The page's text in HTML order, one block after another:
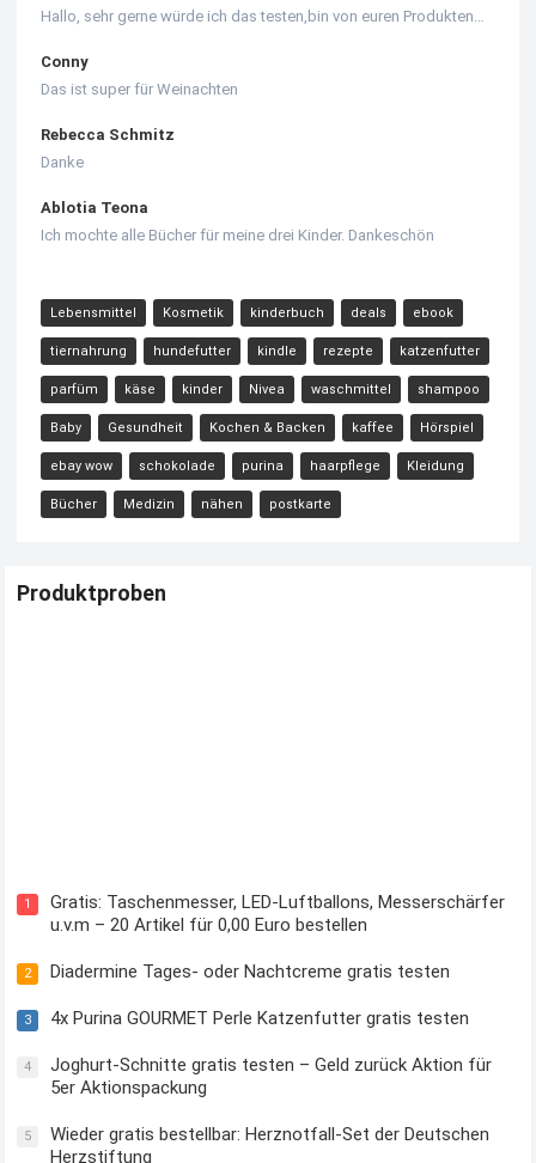
Hallo, sehr gerne würde ich das testen,bin von euren Produkten…
Conny
Das ist super für Weinachten
Rebecca Schmitz
Danke
Ablotia Teona
Ich mochte alle Bücher für meine drei Kinder. Dankeschön
Lebensmittel Kosmetik kinderbuch deals ebook
tiernahrung hundefutter kindle rezepte katzenfutter
parfüm käse kinder Nivea waschmittel shampoo
Baby Gesundheit Kochen & Backen kaffee Hörspiel
ebay wow schokolade purina haarpflege Kleidung
Bücher Medizin nähen postkarte
Produktproben
1
Gratis: Taschenmesser, LED-Luftballons, Messerschärfer
u.v.m – 20 Artikel für 0,00 Euro bestellen
2 Diadermine Tages- oder Nachtcreme gratis testen
3 4x Purina GOURMET Perle Katzenfutter gratis testen
4
Joghurt-Schnitte gratis testen – Geld zurück Aktion für
5er Aktionspackung
5
Wieder gratis bestellbar: Herznotfall-Set der Deutschen
Herzstiftung